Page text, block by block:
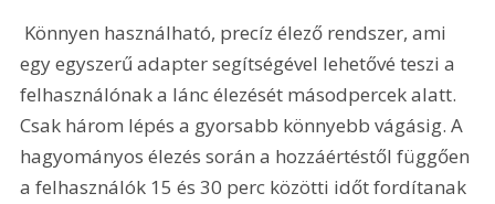
egy egyszerű adapter segítségével lehetővé teszi a
felhasználónak a lánc élezését másodpercek alatt.
Csak három lépés a gyorsabb könnyebb vágásig. A
hagyományos élezés során a hozzáértéstől függően
a felhasználók 15 és 30 perc közötti időt fordítanak